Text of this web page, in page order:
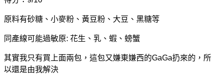
原料有砂糖、小麥粉、黃豆粉、大豆、黑糖等
同產線可能過敏原: 花生、乳、蝦、螃蟹
其實我只有買上面兩包，這包又嫌東嫌西的GaGa扔來的，所
以還是由我解決